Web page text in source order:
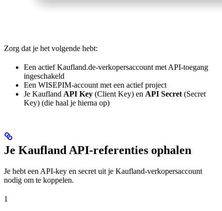
Zorg dat je het volgende hebt:
Een actief Kaufland.de-verkopersaccount met API-toegang
ingeschakeld
Een WISEPIM-account met een actief project
Je Kaufland API Key (Client Key) en API Secret (Secret
Key) (die haal je hierna op)
Je Kaufland API-referenties ophalen
Je hebt een API-key en secret uit je Kaufland-verkopersaccount
nodig om te koppelen.
1